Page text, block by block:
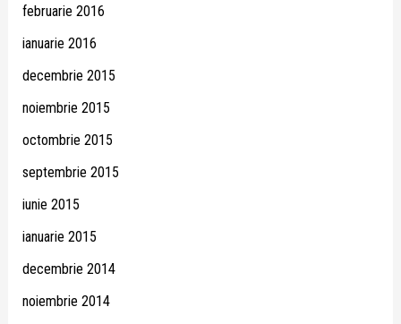
februarie 2016
ianuarie 2016
decembrie 2015
noiembrie 2015
octombrie 2015
septembrie 2015
iunie 2015
ianuarie 2015
decembrie 2014
noiembrie 2014